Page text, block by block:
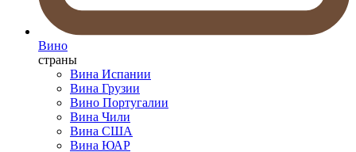
Вино
страны
Вина Испании
Вина Грузии
Вино Португалии
Вина Чили
Вина США
Вина ЮАР